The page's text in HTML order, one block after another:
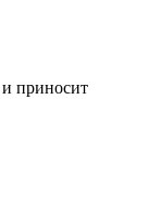
и приносит